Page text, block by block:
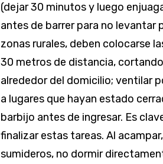
(dejar 30 minutos y luego
antes de barrer para no levantar
zonas rurales, deben colocarse
30 metros de distancia,
alrededor del domicilio; ventilar
a lugares que hayan estado
barbijo antes de ingresar. Es
finalizar estas tareas. Al
sumideros, no dormir